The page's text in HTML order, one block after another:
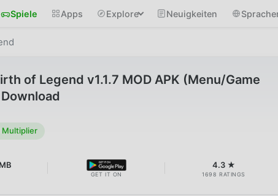
Spiele Apps Explore Neuigkeiten
of Legend v1.1.7 MOD APK (Menu/Game
Multiplier
GET IT ON
4.3 ★
1698 RATINGS